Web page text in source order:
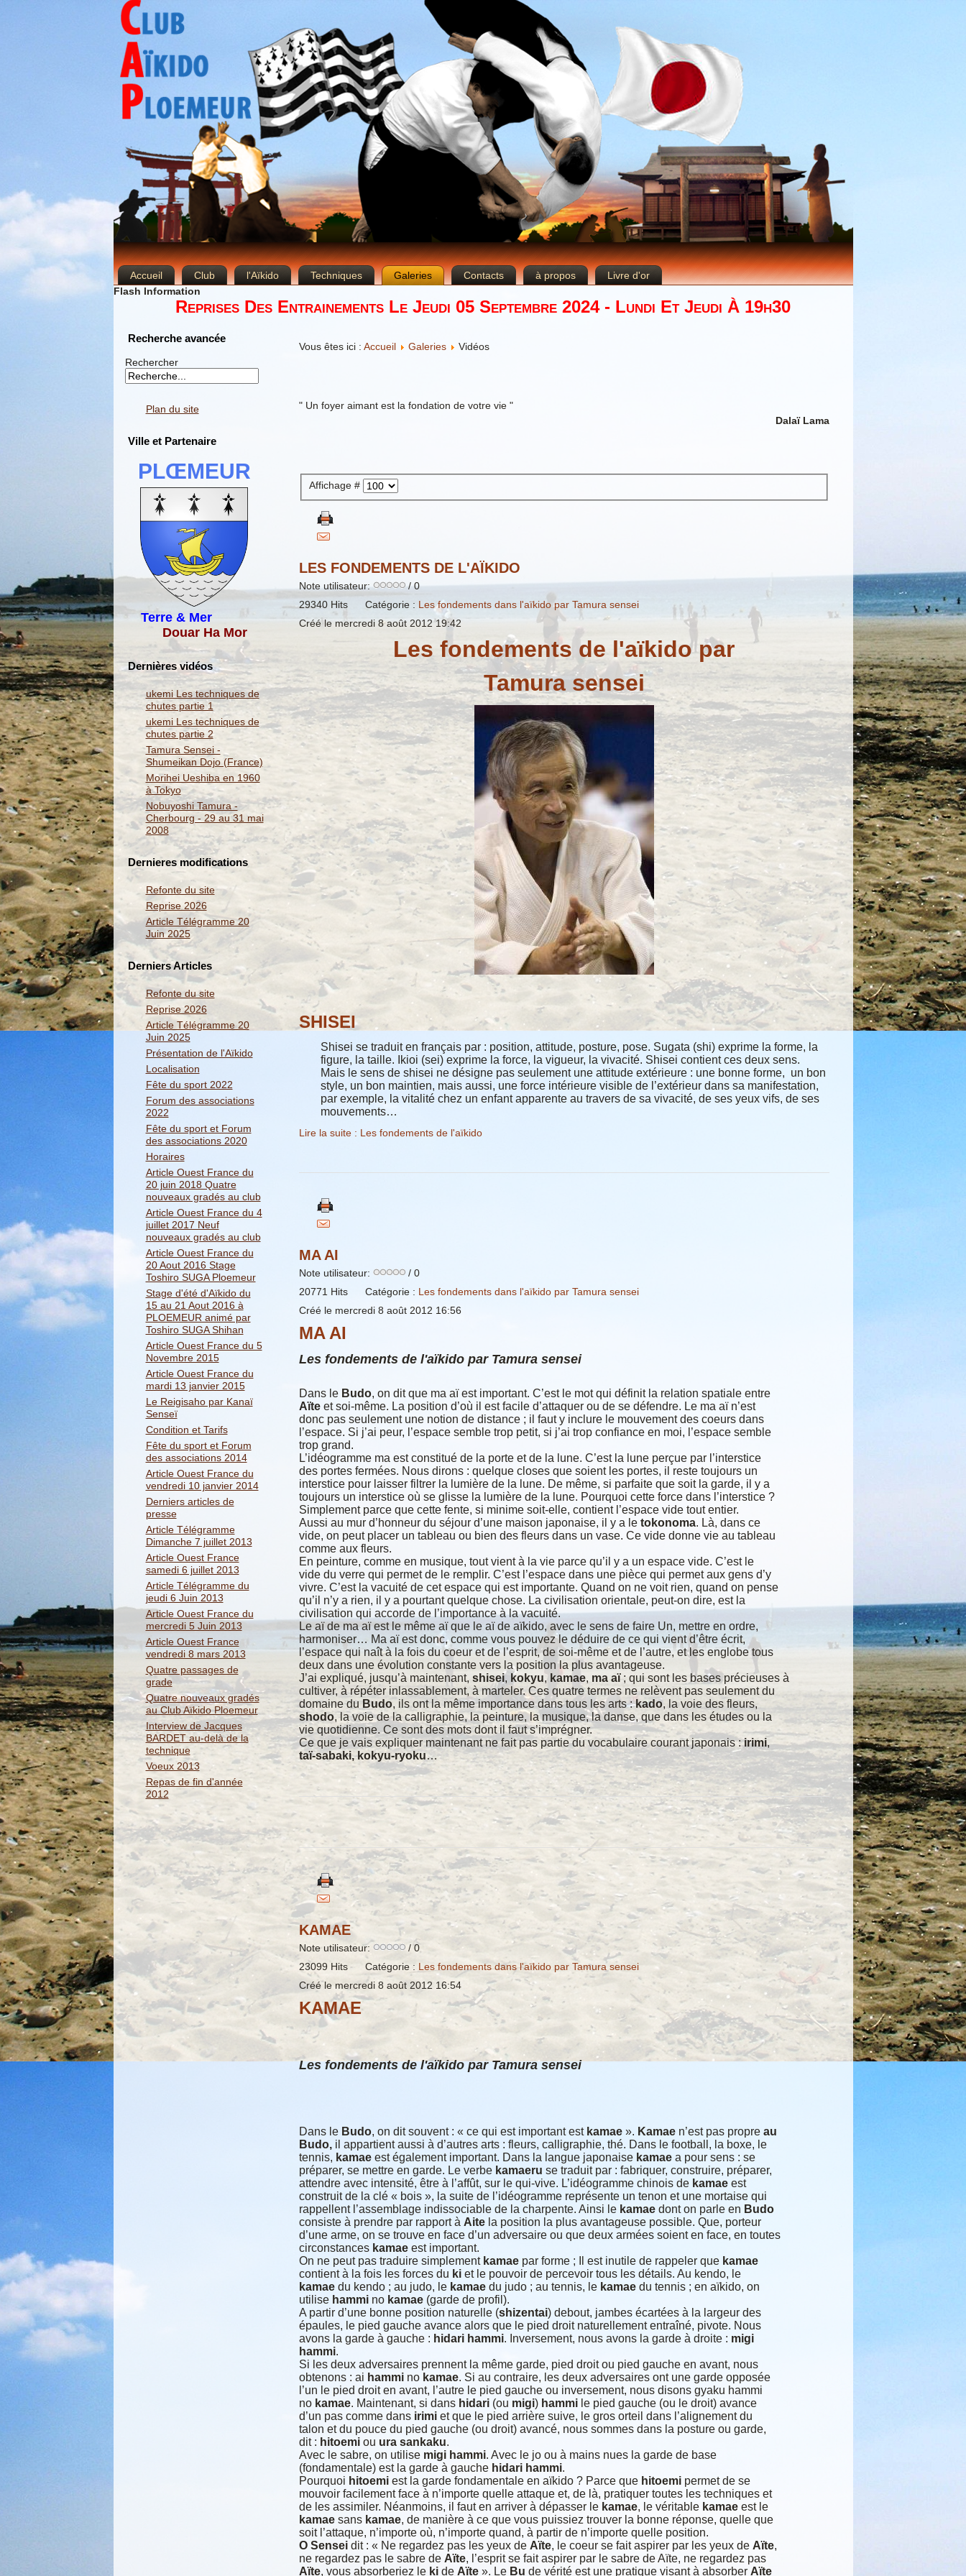
Accueil Club l'Aïkido Techniques Galeries Contacts à propos
Livre d'or
Flash Information
Reprises Des Entrainements Le Jeudi 05 Septembre 2024 - Lundi Et Jeudi À 19h30
Recherche avancée
Rechercher
Plan du site
Ville et Partenaire
PLŒMEUR
Terre & Mer
Douar Ha Mor
Dernières vidéos
ukemi Les techniques de
chutes partie 1
ukemi Les techniques de
chutes partie 2
Tamura Sensei -
Shumeikan Dojo (France)
Morihei Ueshiba en 1960
à Tokyo
Nobuyoshi Tamura -
Cherbourg - 29 au 31 mai
2008
Dernieres modifications
Refonte du site
Reprise 2026
Article Télégramme 20
Juin 2025
Derniers Articles
Refonte du site
Reprise 2026
Article Télégramme 20
Juin 2025
Présentation de l'Aïkido
Localisation
Fête du sport 2022
Forum des associations
2022
Fête du sport et Forum
des associations 2020
Horaires
Article Ouest France du
20 juin 2018 Quatre
nouveaux gradés au club
Article Ouest France du 4
juillet 2017 Neuf
nouveaux gradés au club
Article Ouest France du
20 Aout 2016 Stage
Toshiro SUGA Ploemeur
Stage d'été d'Aïkido du
15 au 21 Aout 2016 à
PLOEMEUR animé par
Toshiro SUGA Shihan
Article Ouest France du 5
Novembre 2015
Article Ouest France du
mardi 13 janvier 2015
Le Reigisaho par Kanaï
Senseï
Condition et Tarifs
Fête du sport et Forum
des associations 2014
Article Ouest France du
vendredi 10 janvier 2014
Derniers articles de
presse
Article Télégramme
Dimanche 7 juillet 2013
Article Ouest France
samedi 6 juillet 2013
Article Télégramme du
jeudi 6 Juin 2013
Article Ouest France du
mercredi 5 Juin 2013
Article Ouest France
vendredi 8 mars 2013
Quatre passages de
grade
Quatre nouveaux gradés
au Club Aïkido Ploemeur
Interview de Jacques
BARDET au-delà de la
technique
Voeux 2013
Repas de fin d'année
2012
Vous êtes ici : Accueil Galeries Vidéos
" Un foyer aimant est la fondation de votre vie "
Dalaï Lama
Affichage #
LES FONDEMENTS DE L'AÏKIDO
Note utilisateur:
/ 0
29340 Hits Catégorie : Les fondements dans l'aïkido par Tamura sensei
Créé le mercredi 8 août 2012 19:42
Les fondements de l'aïkido par
Tamura sensei
SHISEI
Shisei se traduit en français par : position, attitude, posture, pose. Sugata (shi) exprime la forme, la
figure, la taille. Ikioi (sei) exprime la force, la vigueur, la vivacité. Shisei contientces deux sens.
Mais le sens de shisei ne désigne pas seulement une attitude extérieure : une bonne forme, un bon
style, un bon maintien, mais aussi, une force intérieure visible de l’extérieur dans sa manifestation,
par exemple, la vitalité chez un enfant apparente au travers de sa vivacité, de ses yeux vifs, de ses
mouvements…
Lire la suite : Les fondements de l'aïkido
MA AI
Note utilisateur:
/ 0
20771 Hits Catégorie : Les fondements dans l'aïkido par Tamura sensei
Créé le mercredi 8 août 2012 16:56
MA AI
Les fondements de l'aïkido par Tamura sensei
Dans le Budo, on dit que ma aï est important. C’est le mot qui définit la relation spatiale entre
Aïteet soi-même. La position d’où il est facile d’attaquer ou de se défendre. Le ma aï n’est
donc pas seulement une notion de distance ; il faut y inclure le mouvement des coeurs dans
l’espace. Si j’ai peur, l’espace semble trop petit, si j’ai trop confiance en moi, l’espace semble
trop grand.
L’idéogramme ma est constitué de la porte et de la lune. C’est la lune perçue par l’interstice
des portes fermées. Nous dirons : quelque closes que soient les portes, il reste toujours un
interstice pour laisser filtrer la lumière de la lune. De même, si parfaite que soit la garde, il y a
toujours un interstice où se glisse la lumière de la lune. Pourquoi cette force dans l’interstice ?
Simplement parce que cette fente, si minime soit-elle, contient l’espace vide tout entier.
Aussi au mur d’honneur du séjour d’une maison japonaise, il y a le tokonoma. Là, dans ce
vide, on peut placer un tableau ou bien des fleurs dans un vase. Ce vide donne vie au tableau
comme aux fleurs.
En peinture, comme en musique, tout vient à la vie parce qu’il y a un espace vide. C’est le
vide du verre qui permet de le remplir. C’est l’espace dans une pièce qui permet aux gens d’y
vivre. C’est la vacuité de cet espace qui est importante. Quand on ne voit rien, quand on pense
qu’il n’y a rien, il y a pourtant quelque chose. La civilisation orientale, peut-on dire, est la
civilisation qui accorde de l’importance à la vacuité.
Le aï de ma aï est le même aï que le aï de aïkido, avec le sens de faire Un, mettre en ordre,
harmoniser… Ma aï est donc, comme vous pouvez le déduire de ce qui vient d’être écrit,
l’espace qui naît à la fois du coeur et de l’esprit, de soi-même et de l’autre, et les englobe tous
deux dans une évolution constante vers la position la plus avantageuse.
J’ai expliqué, jusqu’à maintenant, shisei, kokyu, kamae, ma aï; qui sont les bases précieuses à
cultiver, à répéter inlassablement, à marteler. Ces quatre termes ne relèvent pas seulement du
domaine duBudo, ils ont la même importance dans tous les arts :kado, la voie des fleurs,
shodo, la voie de la calligraphie, la peinture, la musique, la danse, que dans les études ou la
vie quotidienne. Ce sont des mots dont il faut s’imprégner.
Ce que je vais expliquer maintenant ne fait pas partie du vocabulaire courant japonais :irimi,
taï-sabaki, kokyu-ryoku…
KAMAE
Note utilisateur:
/ 0
23099 Hits Catégorie : Les fondements dans l'aïkido par Tamura sensei
Créé le mercredi 8 août 2012 16:54
KAMAE
Les fondements de l'aïkido par Tamura sensei
Dans le Budo, on dit souvent : « ce qui est important est kamae». Kamaen’est pas propre au
Budo,il appartient aussi à d’autres arts : fleurs, calligraphie, thé. Dans le football, la boxe, le
tennis, kamaeest également important. Dans la langue japonaise kamaea pour sens : se
préparer, se mettre en garde. Le verbe kamaeru se traduit par : fabriquer, construire, préparer,
attendre avec intensité, être à l’affût, sur le qui-vive. L’idéogramme chinois de kamaeest
construit de la clé « bois », la suite de l’idéogramme représente un tenon et une mortaise qui
rappellent l’assemblage indissociable de la charpente. Ainsi le kamaedont on parle en Budo
consiste à prendre par rapport à Aitela position la plus avantageuse possible. Que, porteur
d’une arme, on se trouve en face d’un adversaire ou que deux armées soient en face, en toutes
circonstances kamaeest important.
On ne peut pas traduire simplement kamaepar forme ; Il est inutile de rappeler que kamae
contient à la fois les forces du kiet le pouvoir de percevoir tous les détails. Au kendo, le
kamaedu kendo ; au judo, le kamaedu judo ; au tennis, le kamaedu tennis ; en aïkido, on
utilise hammino kamae(garde de profil).
A partir d’une bonne position naturelle (shizentai) debout, jambes écartées à la largeur des
épaules, le pied gauche avance alors que le pied droit naturellement entraîné, pivote. Nous
avons la garde à gauche : hidari hammi. Inversement, nous avons la garde à droite : migi
hammi.
Si les deux adversaires prennent la même garde, pied droit ou pied gauche en avant, nous
obtenons : ai hammino kamae. Si au contraire, les deux adversaires ont une garde opposée
l’un le pied droit en avant, l’autre le pied gauche ou inversement, nous disons gyaku hammi
no kamae. Maintenant, si dans hidari(ou migi) hammile pied gauche (ou le droit) avance
d’un pas comme dans irimiet que le pied arrière suive, le gros orteil dans l’alignement du
talon et du pouce du pied gauche (ou droit) avancé, nous sommes dans la posture ou garde,
dit : hitoemiou ura sankaku.
Avec le sabre, on utilise migi hammi. Avec le jo ou à mains nues la garde de base
(fondamentale) est la garde à gauche hidari hammi.
Pourquoi hitoemiest la garde fondamentale en aïkido ? Parce que hitoemipermet de se
mouvoir facilement face à n’importe quelle attaque et, de là, pratiquer toutes les techniques et
de les assimiler. Néanmoins, il faut en arriver à dépasser le kamae, le véritable kamaeest le
kamaesans kamae, de manière à ce que vous puissiez trouver la bonne réponse, quelle que
soit l’attaque, n’importe où, n’importe quand, à partir de n’importe quelle position.
O Senseidit : « Ne regardez pas les yeux de Aïte, le coeur se fait aspirer par les yeux de Aïte,
ne regardez pas le sabre de Aïte, l’esprit se fait aspirer par le sabre de Aïte, ne regardez pas
Aïte, vous absorberiez le kide Aïte». Le Bu de vérité est une pratique visant à absorber Aïte